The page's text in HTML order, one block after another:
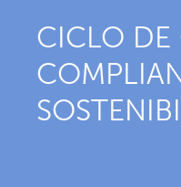
CICLO DE